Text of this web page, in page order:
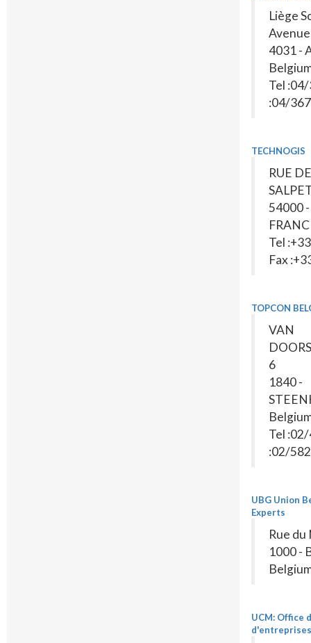
Liège
4031 -
Tel
:04/
TECHNOGIS
RUE
54000
Tel
Fax
TOPCON
VAN
6
1840 -
Tel
:02/
UBG Union
Experts
Rue du
1000 -
UCM: Office
d'entreprises